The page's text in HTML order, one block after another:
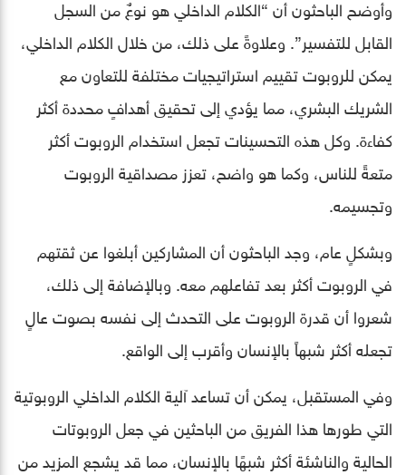
وأوضح الباحثون أن “الكلام الداخلي هو نوعٌ من السجل
القابل للتفسير”. وعلاوةً على ذلك، من خلال الكلام الداخلي،
يمكن للروبوت تقييم استراتيجيات مختلفة للتعاون مع
الشريك البشري، مما يؤدي إلى تحقيق أهدافٍ محددة أكثر
كفاءة. وكل هذه التحسينات تجعل استخدام الروبوت أكثر
متعةً للناس، وكما هو واضح، تعزز مصداقية الروبوت
وتجسيمه.
وبشكلٍ عام، وجد الباحثون أن المشاركين أبلغوا عن ثقتهم
في الروبوت أكثر بعد تفاعلهم معه. وبالإضافة إلى ذلك،
شعروا أن قدرة الروبوت على التحدث إلى نفسه بصوت عالٍ
تجعله أكثر شبهاً بالإنسان وأقرب إلى الواقع.
وفي المستقبل، يمكن أن تساعد آلية الكلام الداخلي الروبوتية
التي طورها هذا الفريق من الباحثين في جعل الروبوتات
الحالية والناشئة أكثر شبهًا بالإنسان، مما قد يشجع المزيد من